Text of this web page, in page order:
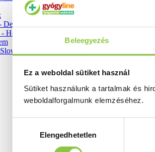
Beleegyezés
Ez a weboldal sütiket használ
Sütiket használunk a tartalmak és
weboldalforgalmunk elemzéséhez.
kiválasztásaElengedhetetlen
Homme
Age